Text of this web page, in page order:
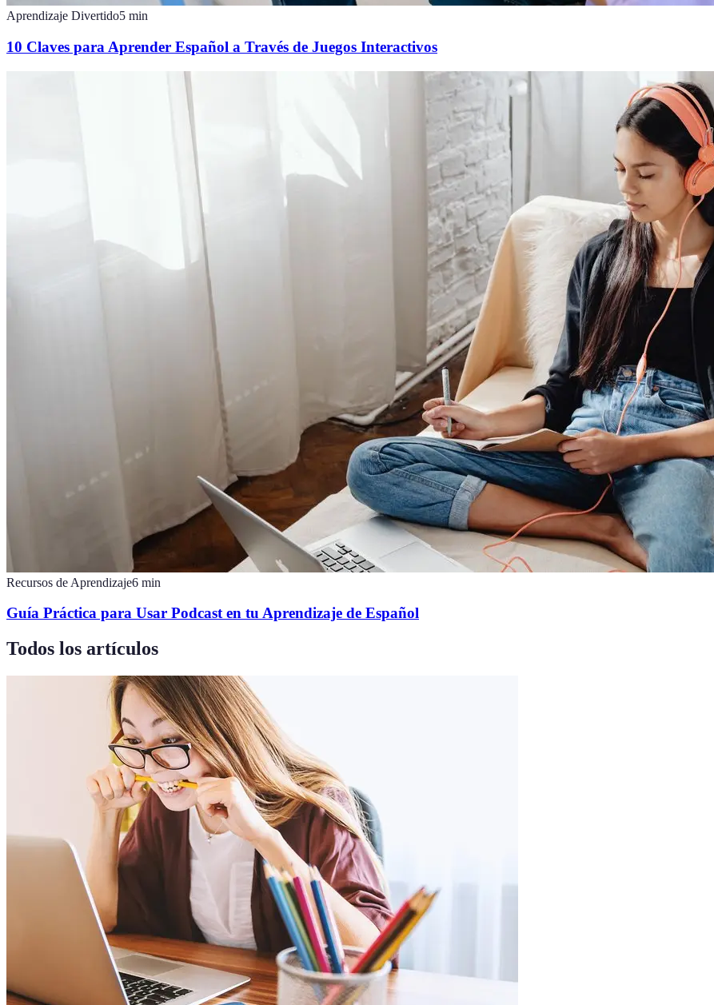
Aprendizaje Divertido5 min
10 Claves para Aprender Español a Través de Juegos Interactivos
Recursos de Aprendizaje6 min
Guía Práctica para Usar Podcast en tu Aprendizaje de Español
Todos los artículos